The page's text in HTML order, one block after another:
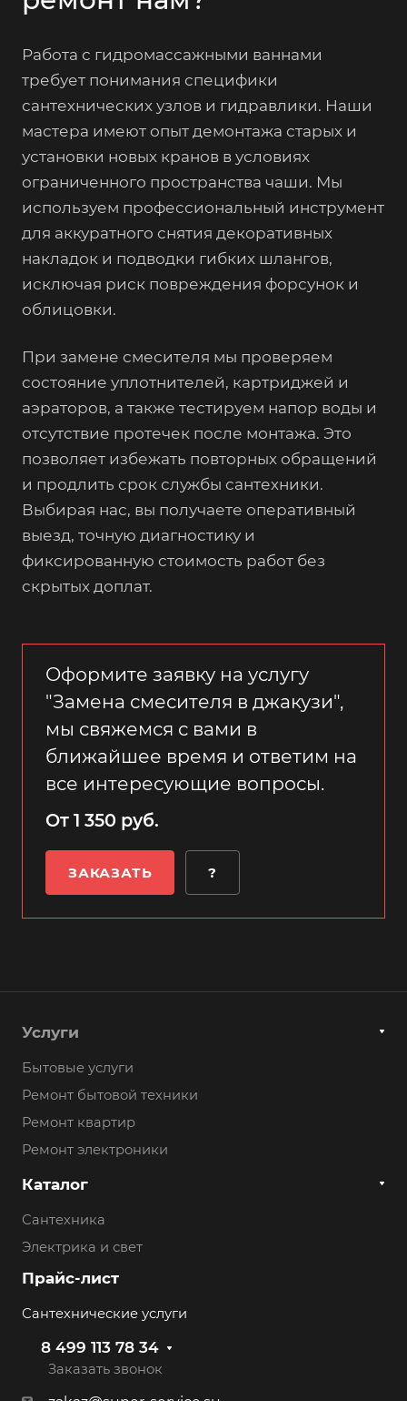
Работа с гидромассажными ваннами
требует понимания специфики
сантехнических узлов и гидравлики. Наши
мастера имеют опыт демонтажа старых и
установки новых кранов в условиях
ограниченного пространства чаши. Мы
используем профессиональный инструмент
для аккуратного снятия декоративных
накладок и подводки гибких шлангов,
исключая риск повреждения форсунок и
облицовки.
При замене смесителя мы проверяем
состояние уплотнителей, картриджей и
аэраторов, а также тестируем напор воды и
отсутствие протечек после монтажа. Это
позволяет избежать повторных обращений
и продлить срок службы сантехники.
Выбирая нас, вы получаете оперативный
выезд, точную диагностику и
фиксированную стоимость работ без
скрытых доплат.
Оформите заявку на услугу
"Замена смесителя в джакузи",
мы свяжемся с вами в
ближайшее время и ответим на
все интересующие вопросы.
От 1 350 руб.
ЗАКАЗАТЬ ?
Услуги
Бытовые услуги
Ремонт бытовой техники
Ремонт квартир
Ремонт электроники
Каталог
Сантехника
Электрика и свет
Прайс-лист
Сантехнические услуги
8 499 113 78 34
Заказать звонок